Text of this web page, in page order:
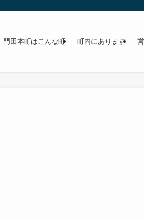
門田本町はこんな町 町内にあります